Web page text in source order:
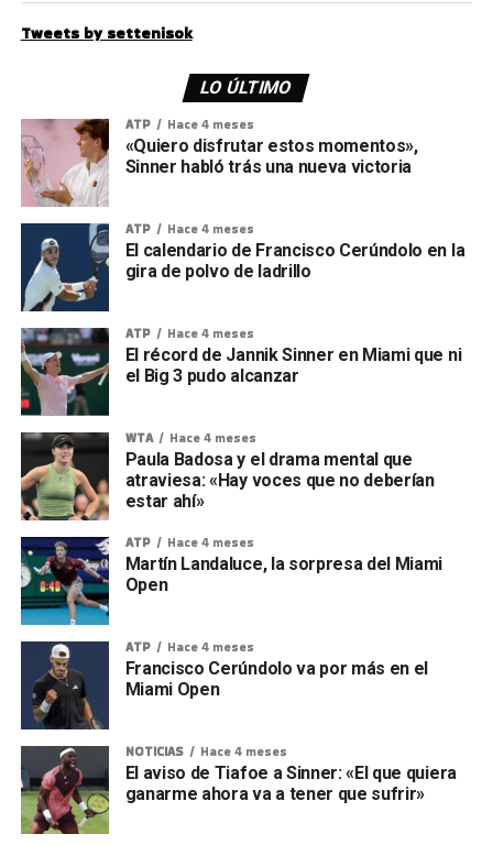
Tweets by settenisok
LO ÚLTIMO
ATP Hace 4 meses
«Quiero disfrutar estos momentos»,
Sinner habló trás una nueva victoria
ATP Hace 4 meses
El calendario de Francisco Cerúndolo en la
gira de polvo de ladrillo
ATP Hace 4 meses
El récord de Jannik Sinner en Miami que ni
el Big 3 pudo alcanzar
WTA Hace 4 meses
Paula Badosa y el drama mental que
atraviesa: «Hay voces que no deberían
estar ahí»
ATP Hace 4 meses
Martín Landaluce, la sorpresa del Miami
Open
ATP Hace 4 meses
Francisco Cerúndolo va por más en el
Miami Open
NOTICIAS Hace 4 meses
El aviso de Tiafoe a Sinner: «El que quiera
ganarme ahora va a tener que sufrir»